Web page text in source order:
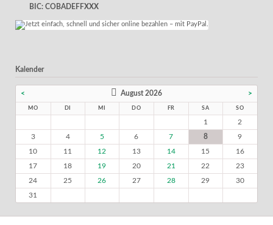
BIC: COBADEFFXXX
Kalender
< August 2026 >
MO DI MI DO FR SA SO
1
2
3
4 5 6 7 8
9
10
11 12 13 14 15
16
17
18 19 20 21 22
23
24
25 26 27 28 29
30
31